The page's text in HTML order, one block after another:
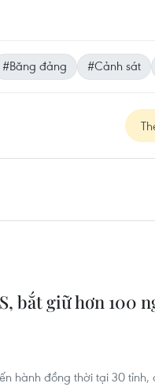
#Băng đảng #Cảnh sát
bắt giữ hơn 100
hành đồng thời tại 30 tỉnh,